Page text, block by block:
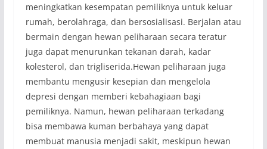
meningkatkan kesempatan pemiliknya untuk keluar
rumah, berolahraga, dan bersosialisasi. Berjalan atau
bermain dengan hewan peliharaan secara teratur
juga dapat menurunkan tekanan darah, kadar
kolesterol, dan trigliserida.Hewan peliharaan juga
membantu mengusir kesepian dan mengelola
depresi dengan memberi kebahagiaan bagi
pemiliknya. Namun, hewan peliharaan terkadang
bisa membawa kuman berbahaya yang dapat
membuat manusia menjadi sakit, meskipun hewan